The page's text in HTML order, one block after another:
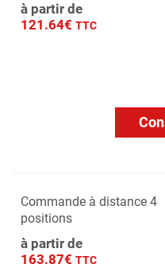
à partir de
121.64€ TTC
Commande à distance 4
positions
à partir de
163.87€ TTC